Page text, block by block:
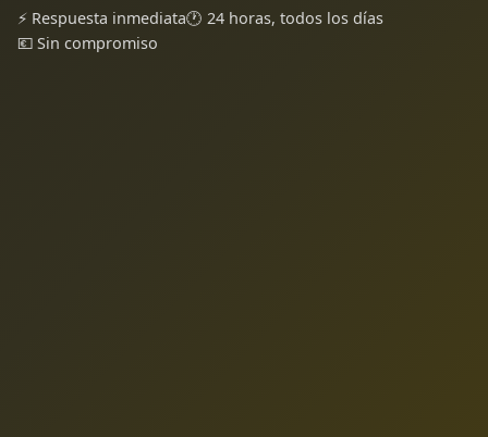
⚡ Respuesta inmediata🕐 24 horas, todos los días
💶 Sin compromiso